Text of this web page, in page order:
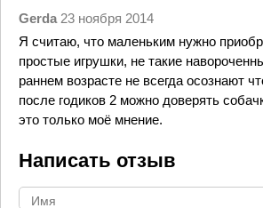
Gerda 23 ноября 2014
Я считаю, что маленьким нужно
простые игрушки, не такие
раннем возрасте не всегда осознают
после годиков 2 можно доверять
это только моё мнение.
Написать отзыв